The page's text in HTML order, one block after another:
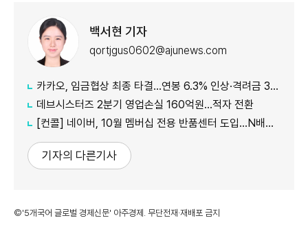
백서현 기자
qortjgus0602@ajunews.com
카카오, 임금협상 최종 타결…연봉 6.3% 인상·격려금 300만원
데브시스터즈 2분기 영업손실 160억원…적자 전환
[컨콜] 네이버, 10월 멤버십 전용 반품센터 도입…N배송 성장 가속
기자의 다른기사
©'5개국어 글로벌 경제신문' 아주경제. 무단전재·재배포 금지